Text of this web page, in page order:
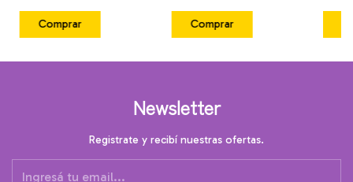
Comprar Comprar
Newsletter
Registrate y recibí nuestras ofertas.